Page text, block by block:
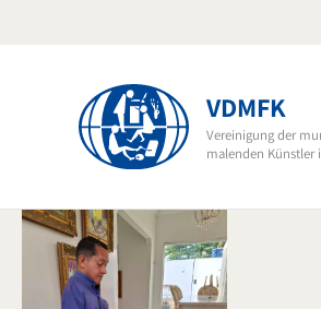
VDMFK
Vereinigung der
malenden Künstler